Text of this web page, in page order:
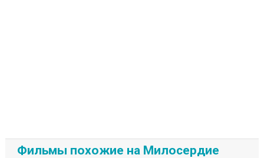
Фильмы похожие на Милосердие